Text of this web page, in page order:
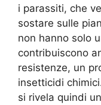
i parassiti, che
sostare sulle
non hanno solo
contribuiscono
resistenze, un
insetticidi
si rivela quindi